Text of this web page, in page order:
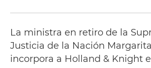
La ministra en retiro de la
Justicia de la Nación
incorpora a Holland & Knight